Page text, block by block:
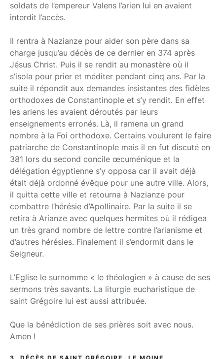
soldats de l’empereur Valens l’arien lui en avaient
interdit l’accès.
Il rentra à Nazianze pour aider son père dans sa
charge jusqu’au décès de ce dernier en 374 après
Jésus Christ. Puis il se rendit au monastère où il
s’isola pour prier et méditer pendant cinq ans. Par la
suite il répondit aux demandes insistantes des fidèles
orthodoxes de Constantinople et s’y rendit. En effet
les ariens les avaient déroutés par leurs
enseignements erronés. Là, il ramena un grand
nombre à la Foi orthodoxe. Certains voulurent le faire
patriarche de Constantinople mais il en fut discuté en
381 lors du second concile œcuménique et la
délégation égyptienne s’y opposa car il avait déjà
était déjà ordonné évêque pour une autre ville. Alors,
il quitta cette ville et retourna à Nazianze pour
combattre l’hérésie d’Apollinaire. Par la suite il se
retira à Arianze avec quelques hermites où il rédigea
un très grand nombre de lettre contre l’arianisme et
d’autres hérésies. Finalement il s’endormit dans le
Seigneur.
L’Eglise le surnomme « le théologien » à cause de ses
sermons très savants. La liturgie eucharistique de
saint Grégoire lui est aussi attribuée.
Que la bénédiction de ses prières soit avec nous.
Amen !